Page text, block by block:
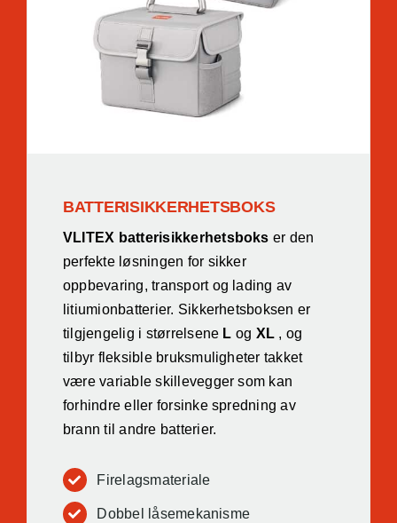
BATTERISIKKERHETSBOKS
VLITEX batterisikkerhetsboks er den
perfekte løsningen for sikker
oppbevaring, transport og lading av
litiumionbatterier. Sikkerhetsboksen er
tilgjengelig i størrelsene L og XL , og
tilbyr fleksible bruksmuligheter takket
være variable skillevegger som kan
forhindre eller forsinke spredning av
brann til andre batterier.
Firelagsmateriale
Dobbel låsemekanisme